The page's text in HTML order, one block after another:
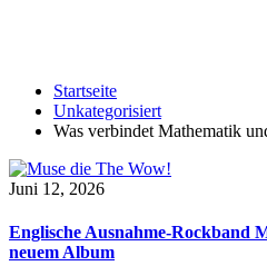
Startseite
Unkategorisiert
Was verbindet Mathematik
Juni 12, 2026
Englische Ausnahme-Rockband
neuem Album